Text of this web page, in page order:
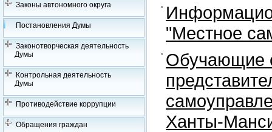
Законы автономного округа
Постановления Думы
Законотворческая деятельность
Думы
Контрольная деятельность
Думы
Противодействие коррупции
Обращения граждан
"Местное
Обучающие
Ханты-